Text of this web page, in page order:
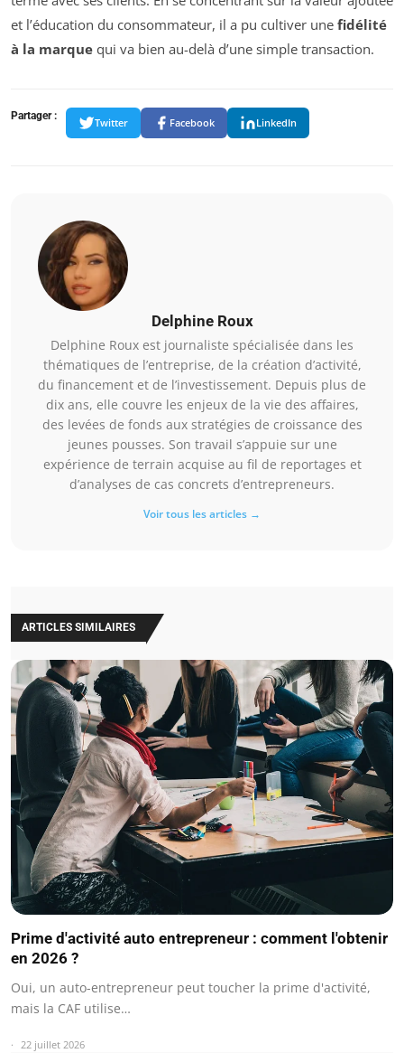
et l’éducation du consommateur, il a pu cultiver une fidélité
à la marque qui va bien au-delà d’une simple transaction.
Partager :
Twitter Facebook LinkedIn
Delphine Roux
Delphine Roux est journaliste spécialisée dans les
thématiques de l’entreprise, de la création d’activité,
du financement et de l’investissement. Depuis plus de
dix ans, elle couvre les enjeux de la vie des affaires,
des levées de fonds aux stratégies de croissance des
jeunes pousses. Son travail s’appuie sur une
expérience de terrain acquise au fil de reportages et
d’analyses de cas concrets d’entrepreneurs.
Voir tous les articles →
ARTICLES SIMILAIRES
Prime d'activité auto entrepreneur : comment l'obtenir
en 2026 ?
Oui, un auto-entrepreneur peut toucher la prime d'activité,
mais la CAF utilise…
22 juillet 2026